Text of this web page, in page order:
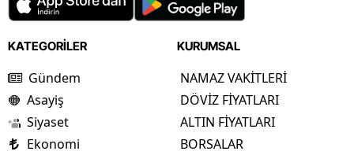
KATEGORİLER
Gündem
Asayiş
Siyaset
Ekonomi
KURUMSAL
NAMAZ VAKİTLERİ
DÖVİZ FİYATLARI
ALTIN FİYATLARI
BORSALAR